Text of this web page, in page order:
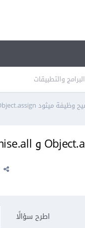
البرامج والتطبيقات
اطرح سؤالًا